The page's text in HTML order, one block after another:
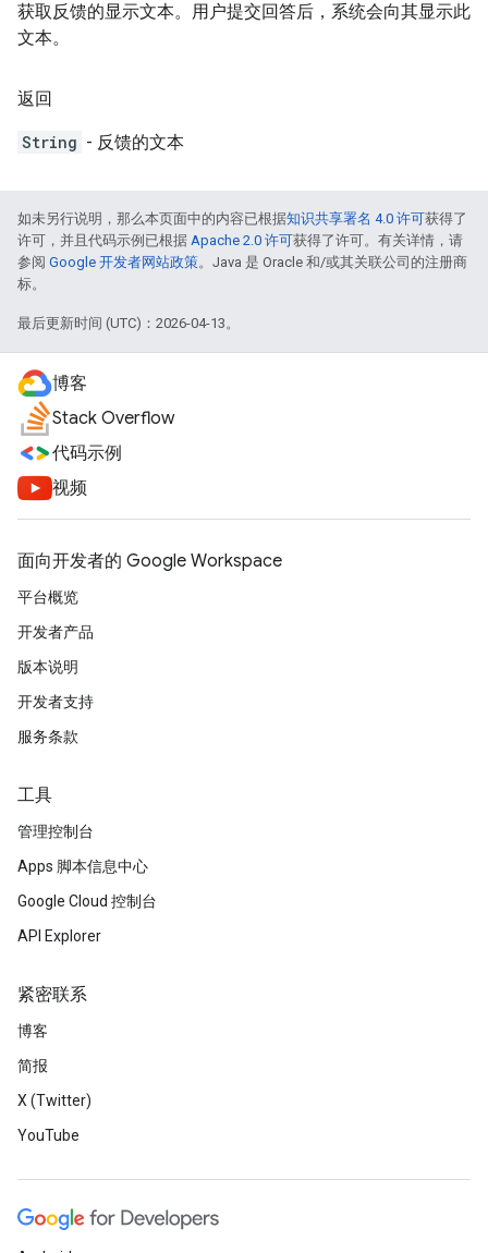
获取反馈的显示文本。用户提交回答后，系统会向其显示此
文本。
返回
String - 反馈的文本
如未另行说明，那么本页面中的内容已根据知识共享署名 4.0 许可获得了
许可，并且代码示例已根据 Apache 2.0 许可获得了许可。有关详情，请
参阅 Google 开发者网站政策。Java 是 Oracle 和/或其关联公司的注册商
标。
最后更新时间 (UTC)：2026-04-13。
博客
Stack Overflow
代码示例
视频
面向开发者的 Google Workspace
平台概览
开发者产品
版本说明
开发者支持
服务条款
工具
管理控制台
Apps 脚本信息中心
Google Cloud 控制台
API Explorer
紧密联系
博客
简报
X (Twitter)
YouTube